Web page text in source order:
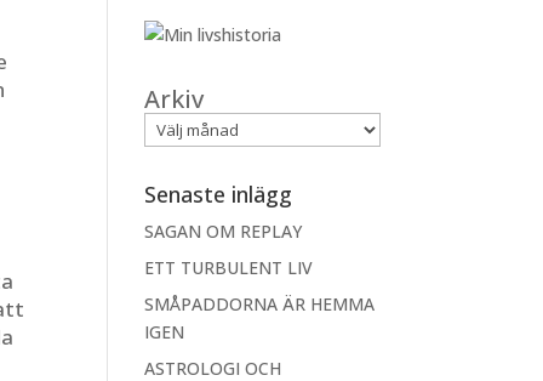
Arkiv
Senaste inlägg
SAGAN OM REPLAY
ETT TURBULENT LIV
SMÅPADDORNA ÄR HEMMA
IGEN
ASTROLOGI OCH